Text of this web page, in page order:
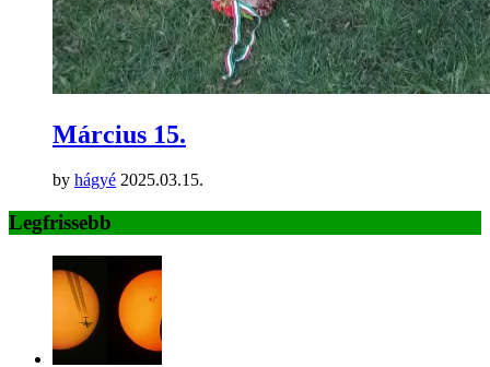
Március 15.
by hágyé 2025.03.15.
Legfrissebb